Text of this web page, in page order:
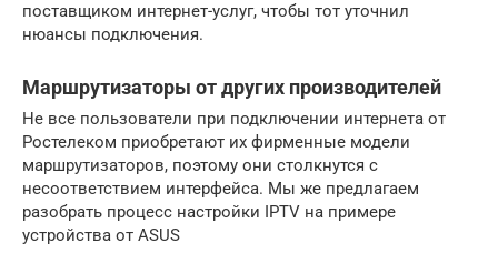
поставщиком интернет-услуг, чтобы тот уточнил
нюансы подключения.
Маршрутизаторы от других производителей
Не все пользователи при подключении интернета от
Ростелеком приобретают их фирменные модели
маршрутизаторов, поэтому они столкнутся с
несоответствием интерфейса. Мы же предлагаем
разобрать процесс настройки IPTV на примере
устройства от ASUS